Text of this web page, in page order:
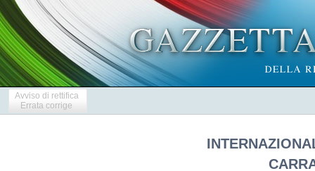
Avviso di rettifica
Errata corrige